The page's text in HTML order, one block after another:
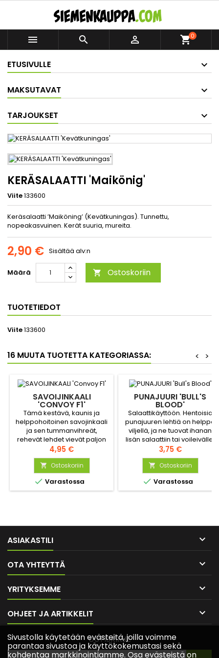
   shopping_cart0
ETUSIVULLE
MAKSUTAVAT
TARJOUKSET
KERÄSALAATTI 'Maikönig'
Viite133600
Keräsalaatti ’Maiköning’ (Kevätkuningas). Tunnettu,
nopeakasvuinen. Kerät suuria, mureita.
2,90 € Sisältää alv:n
Määrä  Ostoskoriin
TUOTETIEDOT
Viite133600
16 MUUTA TUOTETTA KATEGORIASSA: >
<
SAVOIJINKAALI
'CONVOY F1'
Tämä kestävä, kaunis ja
helppohoitoinen savojinkaali
ja sen tummanvihreät,
rehevät lehdet vievät paljon
tilaa kasvimaasta. Mitä tulee
savojinkaalin käyttämiseen
ruoanlaitossa, vain
mielikuvitus on rajana.
Kokeile paistaa voissa tai
gratinoi parmesaanilla!
Hinta
4,95 €
 Ostoskoriin
 Varastossa
PUNAJUURI 'BULL'S
BLOOD'
Salaattikäyttöön. Hentoisia
punajuuren lehtiä on helppo
viljellä, ja ne tuovat ihanan
lisän salaattiin tai voileivälle.
Yhdestä siemenestä kasvaa
useita taimia.
Hinta
3,75 €
 Ostoskoriin
 Varastossa
ASIAKASTILI 
OTA YHTEYTTÄ 
YRITYKSEMME 
OHJEET JA ARTIKKELIT 
Sivustolla käytetään evästeitä, joilla voimme
parantaa sivustoa ja käyttökokemustasi sekä
kohdentaa markkinointiamme. Osa evästeistä on
UUTISKIRJE